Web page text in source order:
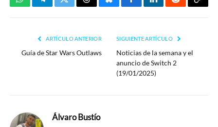
WhatsAppTelegramTwitterThreadsBlueskyFacebookLinkedInReddit
ARTÍCULO ANTERIOR
Guía de Star Wars Outlaws
SIGUIENTE ARTÍCULO
Noticias de la semana y el
anuncio de Switch 2
(19/01/2025)
Álvaro Bustío